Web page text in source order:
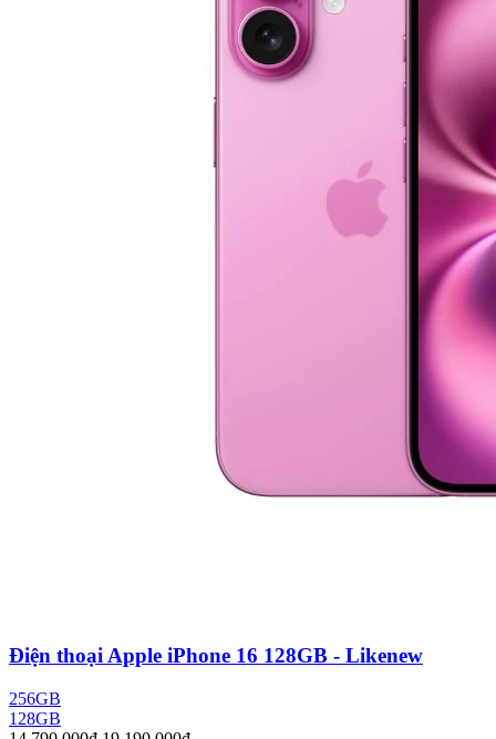
Điện thoại Apple iPhone 16 128GB - Likenew
256GB
128GB